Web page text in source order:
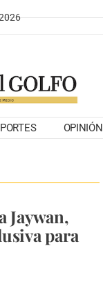
OPINIÓN
Jaywan,
para